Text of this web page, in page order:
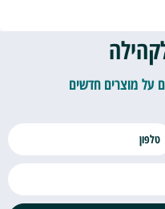
על מוצרים חדשים